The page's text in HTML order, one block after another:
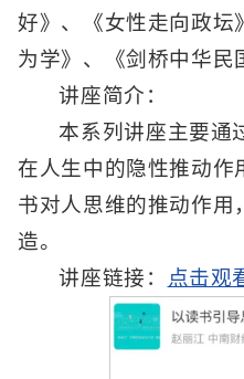
好》、《女性走向政坛
为学》、《剑桥中华民
讲座简介：
本系列讲座主要通
在人生中的隐性推动作
书对人思维的推动作用
造。
讲座链接：
点击观